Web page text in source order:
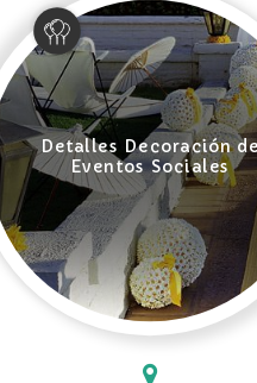
Detalles Decoración
Eventos Sociales